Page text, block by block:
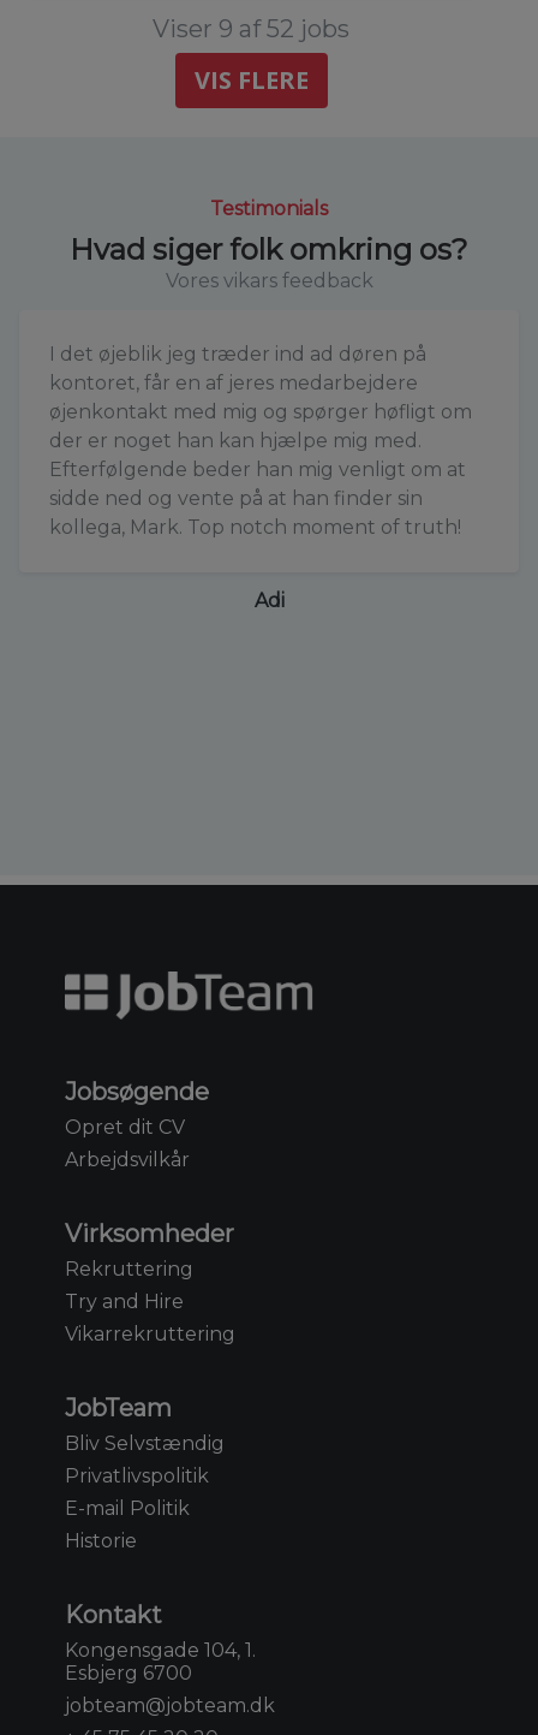
Viser 9 af 52 jobs
VIS FLERE
Testimonials
Hvad siger folk omkring os?
Vores vikars feedback
I det øjeblik jeg træder ind ad døren på
kontoret, får en af jeres medarbejdere
øjenkontakt med mig og spørger høfligt om
der er noget han kan hjælpe mig med.
Efterfølgende beder han mig venligt om at
sidde ned og vente på at han finder sin
kollega, Mark. Top notch moment of truth!
Adi
Jobsøgende
Opret dit CV
Arbejdsvilkår
Virksomheder
Rekruttering
Try and Hire
Vikarrekruttering
JobTeam
Bliv Selvstændig
Privatlivspolitik
E-mail Politik
Historie
Kontakt
Kongensgade 104, 1.
Esbjerg 6700
jobteam@jobteam.dk